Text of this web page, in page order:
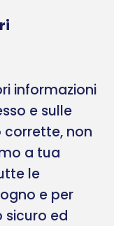
informazioni
e sulle
non
a tua
le
e per
sicuro ed